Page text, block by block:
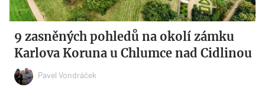
9 zasněných pohledů na okolí zámku
Karlova Koruna u Chlumce nad Cidlinou
Pavel Vondráček